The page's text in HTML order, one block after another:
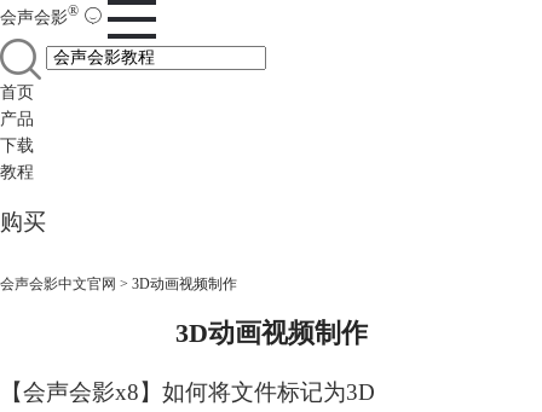
会声会影®
首页
产品
下载
教程
购买
会声会影中文官网 > 3D动画视频制作
3D动画视频制作
【会声会影x8】如何将文件标记为3D